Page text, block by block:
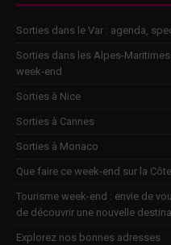
Sorties dans le Var : agenda,
Sorties dans les Alpes-
week-end
Sorties à Nice
Sorties à Cannes
Sorties à Monaco
Que faire ce week-end sur la
Tourisme week-end : envie de
de découvrir une nouvelle
Explorez nos bonnes adresses